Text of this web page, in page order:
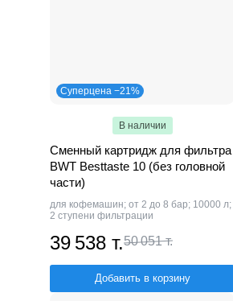
Суперцена −21%
В наличии
Сменный картридж для фильтра
BWT Besttaste 10 (без головной
части)
для кофемашин; от 2 до 8 бар; 10000 л;
2 ступени фильтрации
39 538 т.50 051 т.
Добавить в корзину